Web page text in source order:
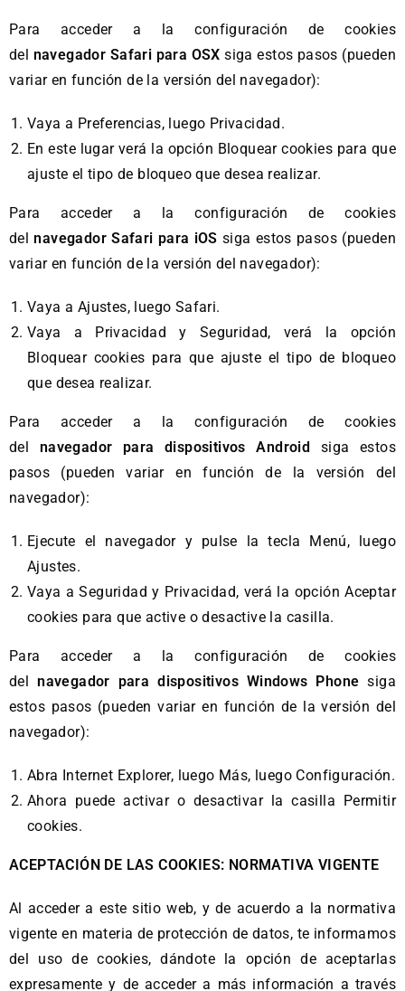
Para acceder a la configuración de cookies
del navegador Safari para OSX siga estos pasos (pueden
variar en función de la versión del navegador):
Vaya a Preferencias, luego Privacidad.
En este lugar verá la opción Bloquear cookies para que
ajuste el tipo de bloqueo que desea realizar.
Para acceder a la configuración de cookies
delnavegador Safari para iOS siga estos pasos (pueden
variar en función de la versión del navegador):
Vaya a Ajustes, luego Safari.
Vaya a Privacidad y Seguridad, verá la opción
Bloquear cookies para que ajuste el tipo de bloqueo
que desea realizar.
Para acceder a la configuración de cookies
del navegador para dispositivos Android siga estos
pasos (pueden variar en función de la versión del
navegador):
Ejecute el navegador y pulse la tecla Menú, luego
Ajustes.
Vaya a Seguridad y Privacidad, verá la opción Aceptar
cookies para que active o desactive la casilla.
Para acceder a la configuración de cookies
delnavegador para dispositivos Windows Phone siga
estos pasos (pueden variar en función de la versión del
navegador):
Abra Internet Explorer, luego Más, luego Configuración.
Ahora puede activar o desactivar la casilla Permitir
cookies.
ACEPTACIÓN DE LAS COOKIES: NORMATIVA VIGENTE
Al acceder a este sitio web, y de acuerdo a la normativa
vigente en materia de protección de datos, te informamos
del uso de cookies, dándote la opción de aceptarlas
expresamente y de acceder a más información a través